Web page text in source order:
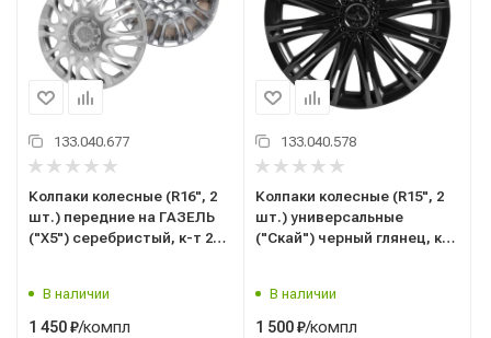
133.040.677
Колпаки колесные (R16", 2
шт.) передние на ГАЗЕЛЬ
("Х5") серебристый, к-т 2
В наличии
1 450₽/компл
133.040.578
Колпаки колесные (R15", 2
шт.) универсальные
("Скай") черный глянец, к-т
13)В наличии
1 500₽/компл